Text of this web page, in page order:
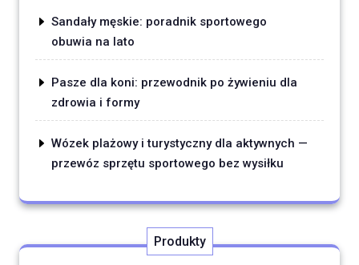
Sandały męskie: poradnik sportowego
obuwia na lato
Pasze dla koni: przewodnik po żywieniu dla
zdrowia i formy
Wózek plażowy i turystyczny dla aktywnych —
przewóz sprzętu sportowego bez wysiłku
Produkty